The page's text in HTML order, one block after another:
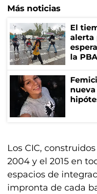
Más noticias
El
alerta
la PBA
Los CIC,
2004 y el 2015 en
espacios de
impronta de cada